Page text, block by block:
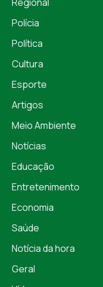
Polícia
Política
Cultura
Esporte
Artigos
Meio Ambiente
Notícias
Educação
Entretenimento
Economia
Saúde
Notícia da hora
Geral